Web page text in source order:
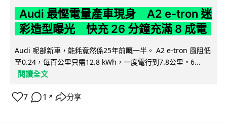
Audi 最慳電量產車現身 A2 e-tron 迷
彩造型曝光 快充 26 分鐘充滿 8 成電
Audi 呢部新車，能耗竟然係25年前嘅一半。 A2 e-tron 風阻低
至0.24，每百公里只需12.8 kWh，一度電行到7.8公里。6...
閱讀全文
7 1 ↗ 分享